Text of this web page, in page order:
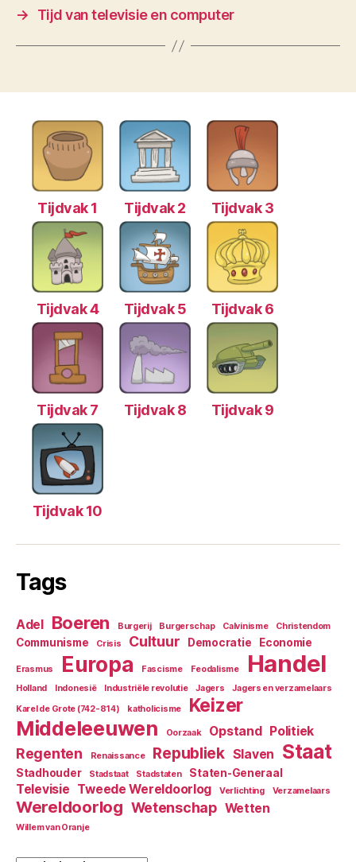
→
Tijd van televisie en computer
Tijdvak 1 Tijdvak 2 Tijdvak 3
Tijdvak 4 Tijdvak 5 Tijdvak 6
Tijdvak 7 Tijdvak 8 Tijdvak 9
Tijdvak 10
Tags
Adel Boeren Burgerij Burgerschap Calvinisme Christendom
Communisme Crisis Cultuur Democratie Economie
Erasmus Europa Fascisme Feodalisme Handel
Holland Indonesië Industriële revolutie Jagers
Jagers en verzamelaars
Karel de Grote (742-814)
katholicisme Keizer
Middeleeuwen Oorzaak Opstand Politiek
Regenten Renaissance Republiek Slaven Staat
Stadhouder Stadstaat Stadstaten Staten-Generaal
Televisie Tweede Wereldoorlog Verlichting Verzamelaars
Wereldoorlog Wetenschap Wetten
Willem van Oranje